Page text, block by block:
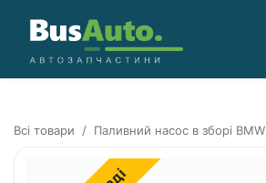
Всі товари Паливний насос в зборі BMW